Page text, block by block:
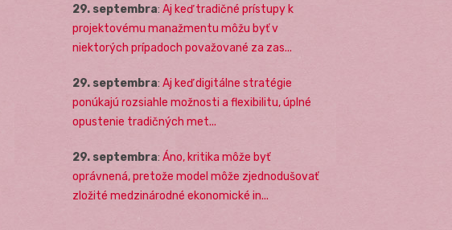
29. septembra: Aj keď tradičné prístupy k
projektovému manažmentu môžu byť v
niektorých prípadoch považované za zas...
29. septembra: Aj keď digitálne stratégie
ponúkajú rozsiahle možnosti a flexibilitu, úplné
opustenie tradičných met...
29. septembra: Áno, kritika môže byť
oprávnená, pretože model môže zjednodušovať
zložité medzinárodné ekonomické in...